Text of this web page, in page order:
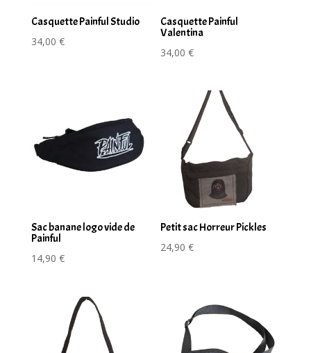
Casquette Painful Studio
34,00 €
Casquette Painful
Valentina
34,00€
Sac banane logo vide de
Painful
14,90 €
Petit sac Horreur Pickles
24,90€